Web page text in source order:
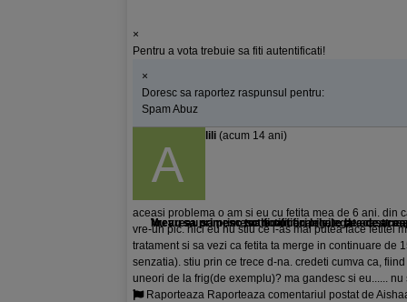
×
Pentru a vota trebuie sa fiti autentificati!
×
Doresc sa raportez raspunsul pentru:
SpamAbuz
lili (acum 14 ani)
aceasi problema o am si eu cu fetita mea de 6 ani. din
vre-un pic. nici eu nu stiu ce i-as mai putea face fetitei
tratament si sa vezi ca fetita ta merge in continuare de
senzatia). stiu prin ce trece d-na. credeti cumva ca,
uneori de la frig(de exemplu)? ma gandesc si eu......
Raporteaza Raporteaza comentariul postat de
Vreau sa primesc toate notificarile legate de
Vreau sa primesc notificari cu privire la acest
Nu vreau sa primesc notificari legate de acest